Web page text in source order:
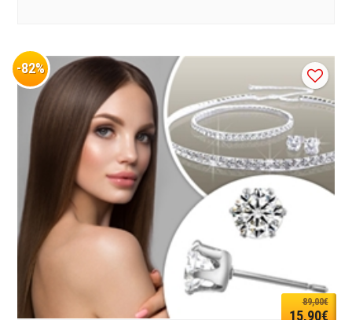
-82%
89,00€
15,90€